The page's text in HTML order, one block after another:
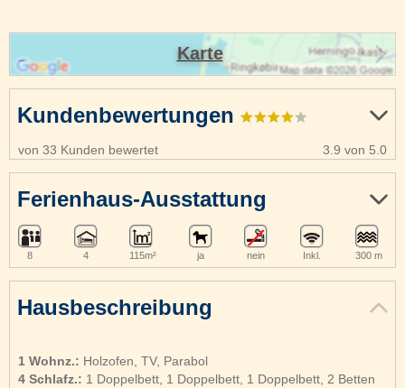
Hausbeschreibung
1 Wohnz.: Holzofen, TV, Parabol
4 Schlafz.: 1 Doppelbett, 1 Doppelbett, 1 Doppelbett, 2 Betten
Kundenbewertungen
von 33 Kunden bewertet 3.9 von 5.0
Ferienhaus-Ausstattung
8 4 115m² ja nein Inkl. 300 m
Karte